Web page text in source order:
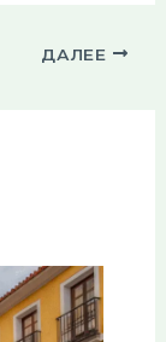
ДАЛЕЕ